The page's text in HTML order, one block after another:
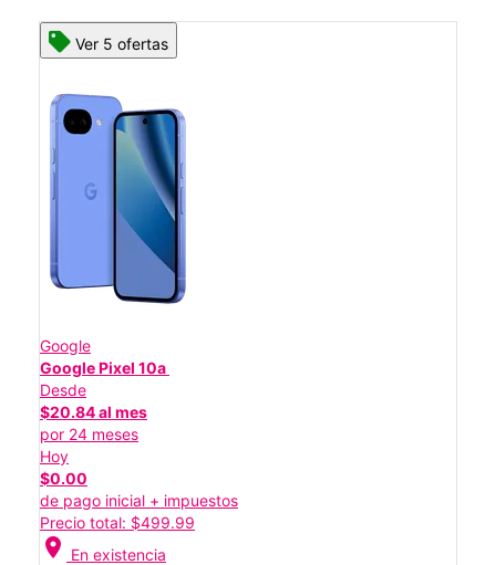
Ver 5 ofertas
Google
Google Pixel 10a
Desde
$20.84 al mes
por 24 meses
Hoy
$0.00
de pago inicial + impuestos
Precio total: $499.99
location_on En existencia